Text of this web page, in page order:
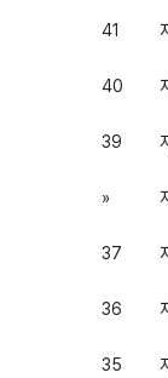
41
40
39
»
37
36
35